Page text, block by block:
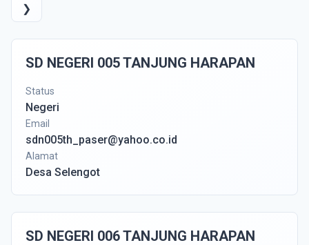
❯
SD NEGERI 005 TANJUNG HARAPAN
Status
Negeri
Email
sdn005th_paser@yahoo.co.id
Alamat
Desa Selengot
SD NEGERI 006 TANJUNG HARAPAN